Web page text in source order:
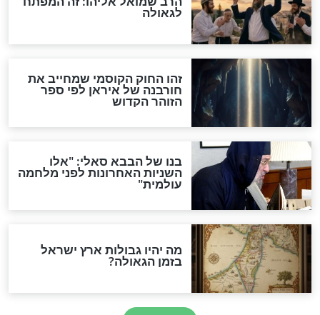
האם לאחר בוא המשיח יהיה
אפשר לחזור בתשובה?
לכל המאמרים
להמתקת הדינים וביטול